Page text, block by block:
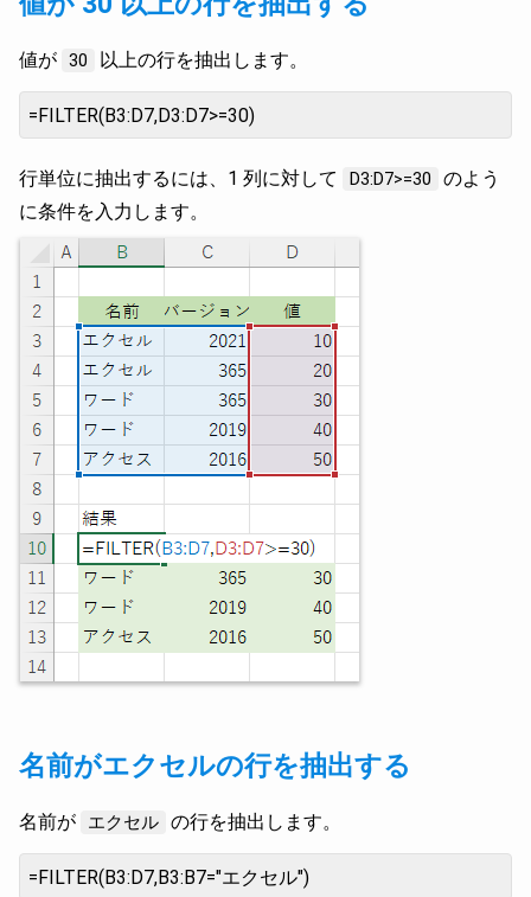
値が 30 以上の行を抽出します。
=FILTER(B3:D7,D3:D7>=30)
行単位に抽出するには、1 列に対して D3:D7>=30
のよう
に条件を入力します。
名前がエクセルの行を抽出する
名前が エクセル の行を抽出します。
=FILTER(B3:D7,B3:B7="エクセル")